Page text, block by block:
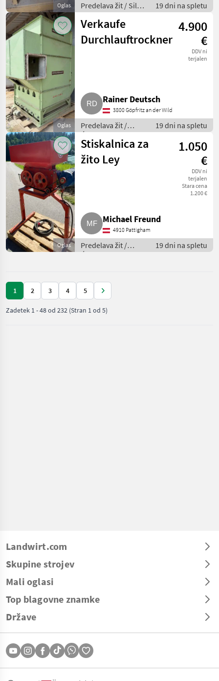
Oglas
Predelava žit / Silos
za žita
19 dni na spletu
Oglas
Verkaufe
Durchlauftrockner
4.900
€
DDV ni
terjalen
Rainer Deutsch
3800 Göpfritz an der Wild
Predelava žit /
Ćistilec žit
19 dni na spletu
Oglas
Stiskalnica za
žito Ley
1.050
€
DDV ni
terjalen
Stara cena
1.200 €
Michael Freund
4910 Pattigham
Predelava žit /
Ćistilec žit
19 dni na spletu
1 2 3 4 5
Zadetek 1-48od 232 (Stran 1 od 5)
Landwirt.com
Skupine strojev
Mali oglasi
Top blagovne znamke
Države